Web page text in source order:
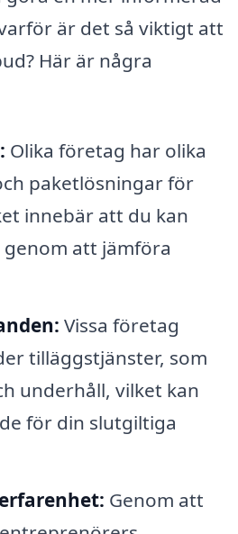
är det så viktigt att
Här är några
Olika företag har olika
paketlösningar för
innebär att du kan
att jämföra
Vissa företag
tilläggstjänster, som
underhåll, vilket kan
för din slutgiltiga
Genom att